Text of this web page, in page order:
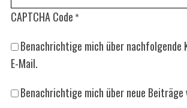
CAPTCHA Code *
Benachrichtige mich über nachfolgende
E-Mail.
Benachrichtige mich über neue Beiträge